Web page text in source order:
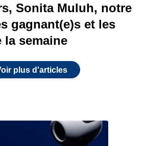
Sonita Muluh, notre
gagnant(e)s et les
la semaine
plus d'articles